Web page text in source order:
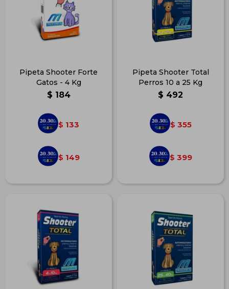
Pipeta Shooter Forte
Gatos - 4 Kg
$ 184
$ 133
$ 149
Pipeta Shooter Total
Perros 10 a 25 Kg
$ 492
$ 355
$ 399